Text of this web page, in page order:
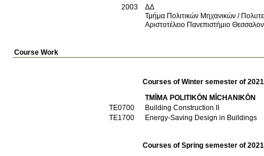
2003
ΔΔ
Τμήμα Πολιτικών Μηχανικών /
Αριστοτέλειο Πανεπιστήμιο
Course Work
Courses of Winter semester of
TMĪMA POLITIKŌN MĪCΗANIKŌN
ΤΕ0700
Building Construction II
ΤΕ1700
Energy-Saving Design in Buildings
Courses of Spring semester of